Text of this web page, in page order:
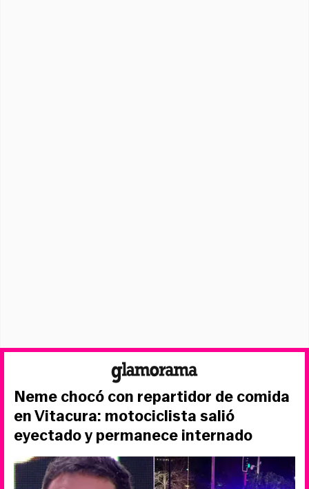
Neme chocó con repartidor de comida
en Vitacura: motociclista salió
eyectado y permanece internado